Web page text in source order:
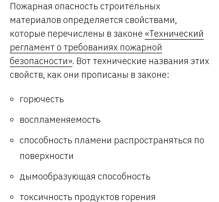
Пожарная опасность строительных
материалов определяется свойствами,
которые перечислены в законе «Технический
регламент о требованиях пожарной
безопасности». Вот технические названия этих
свойств, как они прописаны в законе:
горючесть
воспламеняемость
способность пламени распространяться по
поверхности
дымообразующая способность
токсичность продуктов горения